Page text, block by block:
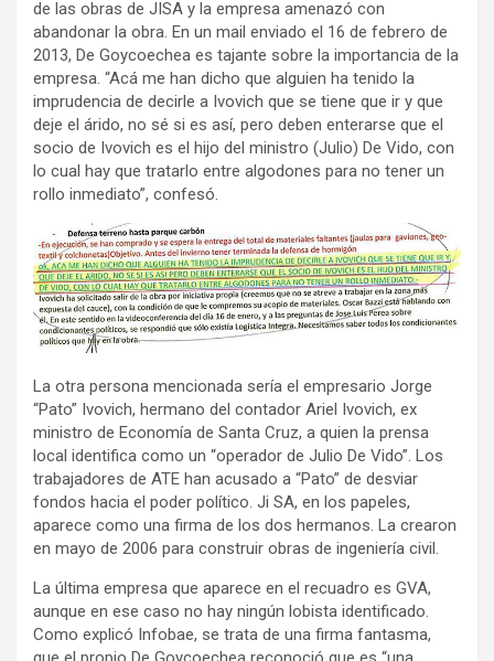
de las obras de JISA y la empresa amenazó con
abandonar la obra. En un mail enviado el 16 de febrero de
2013, De Goycoechea es tajante sobre la importancia de la
empresa. “Acá me han dicho que alguien ha tenido la
imprudencia de decirle a Ivovich que se tiene que ir y que
deje el árido, no sé si es así, pero deben enterarse que el
socio de Ivovich es el hijo del ministro (Julio) De Vido, con
lo cual hay que tratarlo entre algodones para no tener un
rollo inmediato”, confesó.
La otra persona mencionada sería el empresario Jorge
“Pato” Ivovich, hermano del contador Ariel Ivovich, ex
ministro de Economía de Santa Cruz, a quien la prensa
local identifica como un “operador de Julio De Vido”. Los
trabajadores de ATE han acusado a “Pato” de desviar
fondos hacia el poder político. Ji SA, en los papeles,
aparece como una firma de los dos hermanos. La crearon
en mayo de 2006 para construir obras de ingeniería civil.
La última empresa que aparece en el recuadro es GVA,
aunque en ese caso no hay ningún lobista identificado.
Como explicó Infobae, se trata de una firma fantasma,